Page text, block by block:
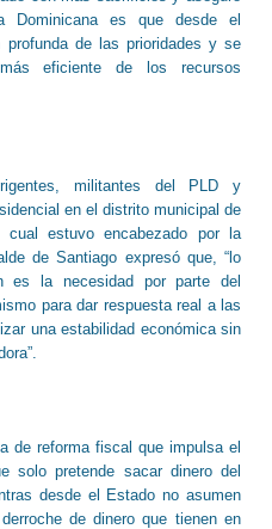
Dominicana es que desde el
de las prioridades y se
eficiente de los recursos
militantes del PLD y
en el distrito municipal de
estuvo encabezado por la
de Santiago expresó que, “lo
es la necesidad por parte del
para dar respuesta real a las
una estabilidad económica sin
de reforma fiscal que impulsa el
solo pretende sacar dinero del
desde el Estado no asumen
de dinero que tienen en